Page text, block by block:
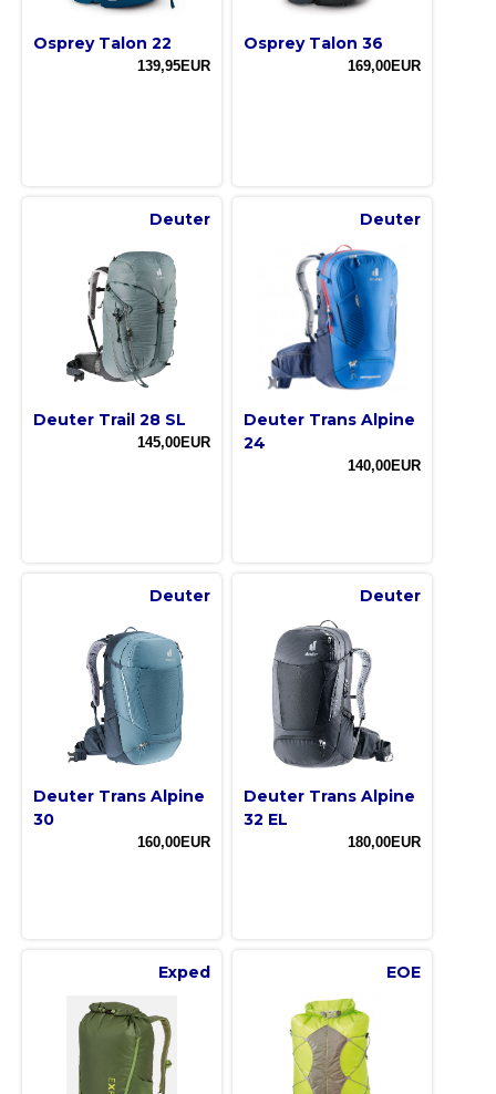
Osprey Talon 22
139,95EUR
Osprey Talon 36
169,00EUR
Deuter
Deuter Trail 28 SL
145,00EUR
Deuter
Deuter Trans Alpine
24
140,00EUR
Deuter
Deuter Trans Alpine
30
160,00EUR
Deuter
Deuter Trans Alpine
32 EL
180,00EUR
Exped EOE